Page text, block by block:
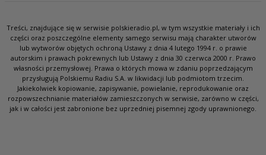
Treści, znajdujące się w serwisie polskieradio.pl, w tym wszystkie materiały i ich
części oraz poszczególne elementy samego serwisu mają charakter utworów
lub wytworów objętych ochroną Ustawy z dnia 4 lutego 1994 r. o prawie
autorskim i prawach pokrewnych lub Ustawy z dnia 30 czerwca 2000 r. Prawo
własności przemysłowej. Prawa o których mowa w zdaniu poprzedzającym
przysługują Polskiemu Radiu S.A. w likwidacji lub podmiotom trzecim.
Jakiekolwiek kopiowanie, zapisywanie, powielanie, reprodukowanie oraz
rozpowszechnianie materiałów zamieszczonych w serwisie, zarówno w części,
jak i w całości jest zabronione bez uprzedniej pisemnej zgody uprawnionego.